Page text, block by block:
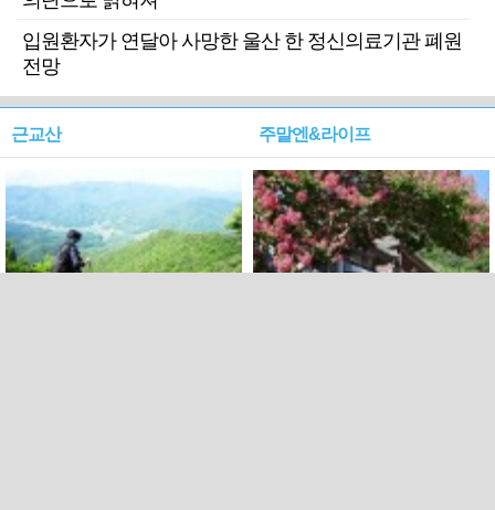
입원환자가 연달아 사망한 울산 한 정신의료기관 폐원
전망
근교산 주말엔&라이프